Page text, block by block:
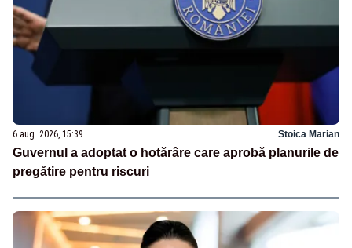
6 aug. 2026, 15:39 Stoica Marian
Guvernul a adoptat o hotărâre care aprobă planurile de
pregătire pentru riscuri